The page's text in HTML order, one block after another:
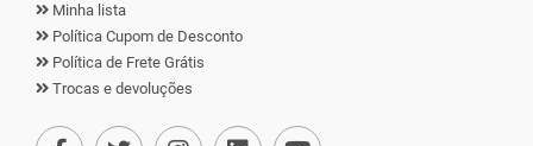
Minha lista
Política Cupom de Desconto
Política de Frete Grátis
Trocas e devoluções